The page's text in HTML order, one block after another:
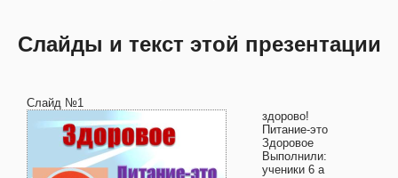
Слайды и текст этой презентации
Слайд №1
здорово!
Питание-это
Здоровое
Выполнили:
ученики 6 а